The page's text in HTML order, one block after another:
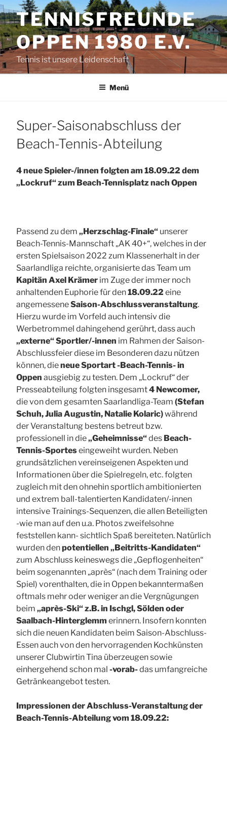
Zum
Inhalt
springenTENNISFREUNDE
OPPEN 1980 E.V.
Tennis ist unsere Leidenschaft
Menü
Super-Saisonabschluss der
Beach-Tennis-Abteilung
4 neue Spieler-/innen folgten am 18.09.22 dem
„Lockruf“ zum Beach-Tennisplatz nach Oppen
Passend zu dem „Herzschlag-Finale“ unserer
Beach-Tennis-Mannschaft „AK 40+“, welches in der
ersten Spielsaison 2022 zum Klassenerhalt in der
Saarlandliga reichte, organisierte das Team um
Kapitän Axel Krämer im Zuge der immer noch
anhaltenden Euphorie für den18.09.22 eine
angemesseneSaison-Abschlussveranstaltung.
Hierzu wurde im Vorfeld auch intensiv die
Werbetrommel dahingehend gerührt, dass auch
„externe“ Sportler/-innen im Rahmen der Saison-
Abschlussfeier diese im Besonderen dazu nützen
können, dieneue Sportart -Beach-Tennis- in
Oppen ausgiebig zu testen. Dem „Lockruf“ der
Presseabteilung folgten insgesamt4 Newcomer,
die von dem gesamten Saarlandliga-Team (Stefan
Schuh, Julia Augustin, Natalie Kolaric)während
der Veranstaltung bestens betreut bzw.
professionell in die„Geheimnisse“des Beach-
Tennis-Sporteseingeweiht wurden. Neben
grundsätzlichen vereinseigenen Aspekten und
Informationen über die Spielregeln, etc. folgten
zugleich mit den ohnehin sportlich ambitionierten
und extrem ball-talentierten Kandidaten/-innen
intensive Trainings-Sequenzen, die allen Beteiligten
-wie man auf den u.a. Photos zweifelsohne
feststellen kann- sichtlich Spaß bereiteten. Natürlich
wurden denpotentiellen „Beitritts-Kandidaten“
zum Abschluss keineswegs die „Gepflogenheiten“
beim sogenannten „après“ (nach dem Training oder
Spiel) vorenthalten, die in Oppen bekanntermaßen
oftmals mehr oder weniger an die Vergnügungen
beim „après-Ski“ z.B. in Ischgl, Sölden oder
Saalbach-Hinterglemm erinnern. Insofern konnten
sich die neuen Kandidaten beim Saison-Abschluss-
Essen auch von den hervorragenden Kochkünsten
unserer Clubwirtin Tina überzeugen sowie
einhergehend schon mal -vorab-das umfangreiche
Getränkeangebot testen.
Impressionen der Abschluss-Veranstaltung der
Beach-Tennis-Abteilung vom 18.09.22: